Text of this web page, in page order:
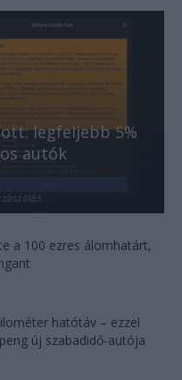
legfeljebb 5%
autók
a 100 ezres álomhatárt,
hatótáv – ezzel
új szabadidő-autója